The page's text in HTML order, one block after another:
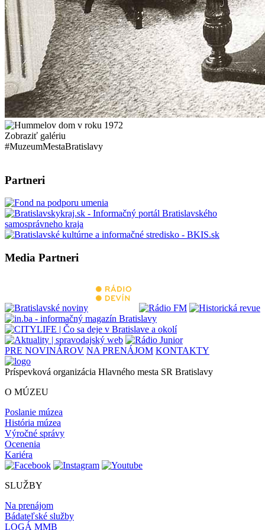
Zobraziť galériu
#MuzeumMestaBratislavy
Partneri
Media Partneri
PRE NOVINÁROV NA PRENÁJOM KONTAKTY
Príspevková organizácia Hlavného mesta SR Bratislavy
O MÚZEU
Poslanie múzea
História múzea
Výročné správy
Ocenenia
Kariéra
SLUŽBY
Na prenájom
Bádateľské služby
LOGÁ MMB